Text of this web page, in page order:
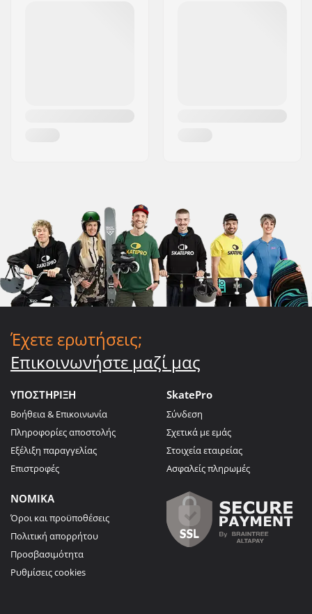
Έχετε ερωτήσεις;
Επικοινωνήστε μαζί μας
ΥΠΟΣΤΗΡΙΞΗ
Βοήθεια & Επικοινωνία
Πληροφορίες αποστολής
Εξέλιξη παραγγελίας
Επιστροφές
SkatePro
Σύνδεση
Σχετικά με εμάς
Στοιχεία εταιρείας
Ασφαλείς πληρωμές
ΝΟΜΙΚΑ
Όροι και προϋποθέσεις
Πολιτική απορρήτου
Προσβασιμότητα
Ρυθμίσεις cookies